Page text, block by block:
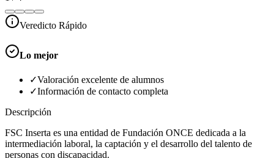
Veredicto Rápido
Lo mejor
✓Valoración excelente de alumnos
✓Información de contacto completa
Descripción
FSC Inserta es una entidad de Fundación ONCE dedicada a la
intermediación laboral, la captación y el desarrollo del talento de
personas con discapacidad.